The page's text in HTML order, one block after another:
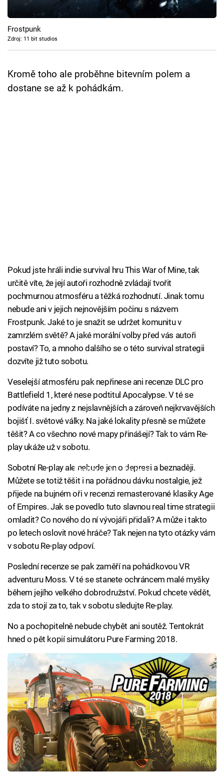
Cool Esport
Pořady
Sledujte prima+
Frostpunk
Zdroj: 11 bit studios
Kromě toho ale proběhne bitevním polem a
dostane se až k pohádkám.
Pokud jste hráli indie survival hru This War of Mine, tak
určitě víte, že její autoři rozhodně zvládají tvořit
pochmurnou atmosféru a těžká rozhodnutí. Jinak tomu
nebude ani v jejich nejnovějším počinu s názvem
Frostpunk. Jaké to je snažit se udržet komunitu v
zamrzlém světě? A jaké morální volby před vás autoři
postaví? To, a mnoho dalšího se o této survival strategii
dozvíte již tuto sobotu.
Veselejší atmosféru pak nepřinese ani recenze DLC pro
Battlefield 1, které nese podtitul Apocalypse. V té se
podíváte na jedny z nejslavnějších a zároveň nejkrvavějších
bojišť I. světové války. Na jaké lokality přesně se můžete
těšit? A co všechno nové mapy přinášejí? Tak to vám Re-
play ukáže už v sobotu.
Failed to fetch
Sobotní Re-play ale nebude jen o depresi a beznaději.
Můžete se totiž těšit i na pořádnou dávku nostalgie, jež
přijede na bujném oři v recenzi remasterované klasiky Age
of Empires. Jak se povedlo tuto slavnou real time strategii
omladit? Co nového do ní vývojáři přidali? A může i takto
po letech oslovit nové hráče? Tak nejen na tyto otázky vám
v sobotu Re-play odpoví.
Poslední recenze se pak zaměří na pohádkovou VR
adventuru Moss. V té se stanete ochráncem malé myšky
během jejího velkého dobrodružství. Pokud chcete vědět,
zda to stojí za to, tak v sobotu sledujte Re-play.
No a pochopitelně nebude chybět ani soutěž. Tentokrát
hned o pět kopií simulátoru Pure Farming 2018.